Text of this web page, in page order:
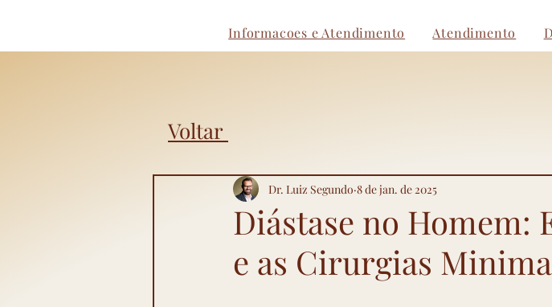
Informacoes e Atendimento Atendimento
Voltar
Diástase no Homem:
e as Cirurgias
Dr. Luiz Segundo 8 de jan. de 2025